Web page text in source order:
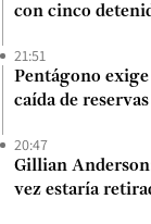
con cinco
21:51
Pentágono
caída de
20:47
Gillian
vez estaría